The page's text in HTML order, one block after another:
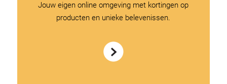
Jouw eigen online omgeving met kortingen op
producten en unieke belevenissen.